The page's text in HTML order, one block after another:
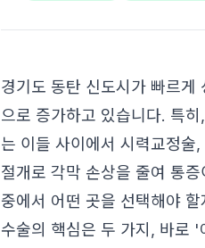
경기도 동탄 신도시가 빠르게
으로 증가하고 있습니다. 특
는 이들 사이에서 시력교정술
절개로 각막 손상을 줄여 통
중에서 어떤 곳을 선택해야
수술의 핵심은 두 가지, 바로